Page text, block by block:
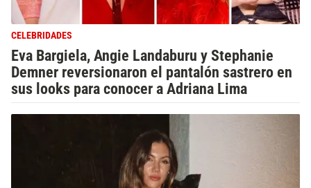
CELEBRIDADES
Eva Bargiela, Angie Landaburu y Stephanie
Demner reversionaron el pantalón sastrero en
sus looks para conocer a Adriana Lima